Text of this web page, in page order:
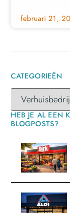
februari 21,
CATEGORIEËN
HEB JE AL EEN
BLOGPOSTS?